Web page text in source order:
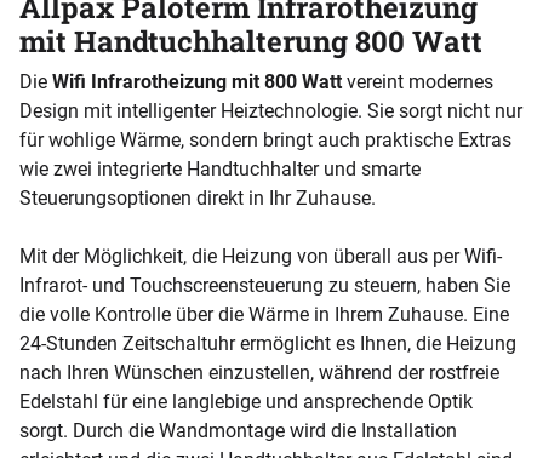
mit Handtuchhalterung 800 Watt
Die Wifi Infrarotheizung mit 800 Watt vereint modernes
Design mit intelligenter Heiztechnologie. Sie sorgt nicht nur
für wohlige Wärme, sondern bringt auch praktische Extras
wie zwei integrierte Handtuchhalter und smarte
Steuerungsoptionen direkt in Ihr Zuhause.
Mit der Möglichkeit, die Heizung von überall aus per Wifi-
Infrarot- und Touchscreensteuerung zu steuern, haben Sie
die volle Kontrolle über die Wärme in Ihrem Zuhause. Eine
24-Stunden Zeitschaltuhr ermöglicht es Ihnen, die Heizung
nach Ihren Wünschen einzustellen, während der rostfreie
Edelstahl für eine langlebige und ansprechende Optik
sorgt. Durch die Wandmontage wird die Installation